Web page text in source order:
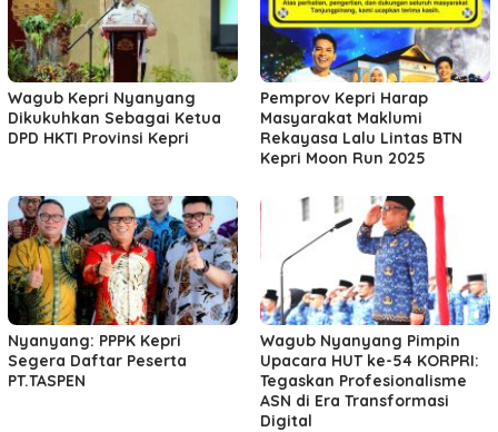
Wagub Kepri Nyanyang
Dikukuhkan Sebagai Ketua
DPD HKTI Provinsi Kepri
Pemprov Kepri Harap
Masyarakat Maklumi
Rekayasa Lalu Lintas BTN
Kepri Moon Run 2025
Nyanyang: PPPK Kepri
Segera Daftar Peserta
PT.TASPEN
Wagub Nyanyang Pimpin
Upacara HUT ke-54 KORPRI:
Tegaskan Profesionalisme
ASN di Era Transformasi
Digital